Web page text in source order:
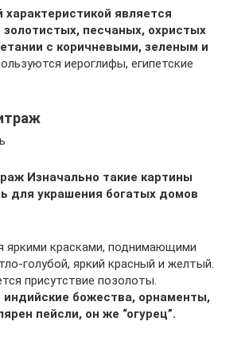
характеристикой является
золотистых, песчаных, охристых
с коричневыми, зеленым и
иероглифы, египетские
Изначально такие картины
для украшения богатых домов
яркими красками, поднимающими
голубой, яркий красный и желтый.
присутствие позолоты.
божества, орнаменты,
пейсли, он же “огурец”.